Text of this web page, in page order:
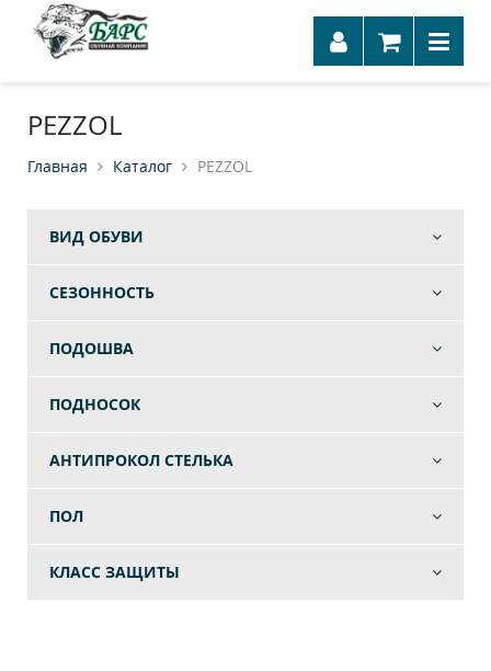
PEZZOL
Главная Каталог PEZZOL
ВИД ОБУВИ
СЕЗОННОСТЬ
ПОДОШВА
ПОДНОСОК
АНТИПРОКОЛ СТЕЛЬКА
ПОЛ
КЛАСС ЗАЩИТЫ